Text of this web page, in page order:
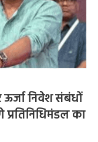
निवेश संबंधों
का